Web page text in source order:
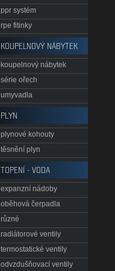
ppr systém
rpe fitinky
KOUPELNOVÝ NÁBYTEK
koupelnový nábytek
série ořech
umyvadla
PLYN
plynové kohouty
těsnění plyn
TOPENÍ - VODA
expanzní nádoby
oběhová čerpadla
různé
radiátorové ventily
termostatické ventily
odvzdušňovací ventily